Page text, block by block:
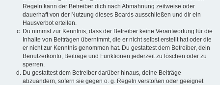
Regeln kann der Betreiber dich nach Abmahnung zeitweise oder
dauerhaft von der Nutzung dieses Boards ausschließen und dir ein
Hausverbot erteilen.
Du nimmst zur Kenntnis, dass der Betreiber keine Verantwortung für die
Inhalte von Beiträgen übernimmt, die er nicht selbst erstellt hat oder die
er nicht zur Kenntnis genommen hat. Du gestattest dem Betreiber, dein
Benutzerkonto, Beiträge und Funktionen jederzeit zu löschen oder zu
sperren.
Du gestattest dem Betreiber darüber hinaus, deine Beiträge
abzuändern, sofern sie gegen o. g. Regeln verstoßen oder geeignet